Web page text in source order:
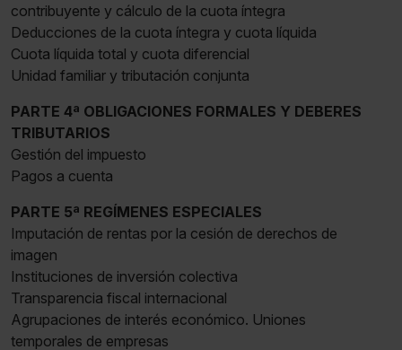
contribuyente y cálculo de la cuota íntegra
Deducciones de la cuota íntegra y cuota líquida
Cuota líquida total y cuota diferencial
Unidad familiar y tributación conjunta
PARTE 4ª OBLIGACIONES FORMALES Y DEBERES
TRIBUTARIOS
Gestión del impuesto
Pagos a cuenta
PARTE 5ª REGÍMENES ESPECIALES
Imputación de rentas por la cesión de derechos de
imagen
Instituciones de inversión colectiva
Transparencia fiscal internacional
Agrupaciones de interés económico. Uniones
temporales de empresas